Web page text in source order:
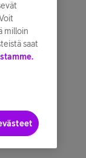
milloin
saat